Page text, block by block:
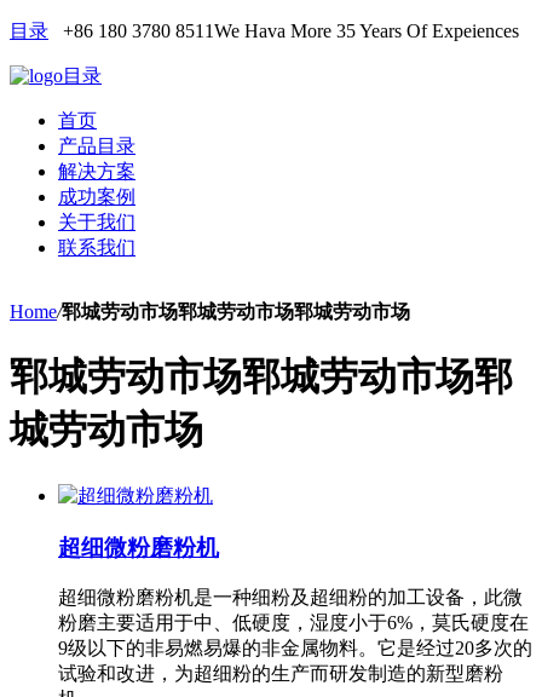
目录 +86 180 3780 8511We Hava More 35 Years Of Expeiences
目录
首页
产品目录
解决方案
成功案例
关于我们
联系我们
Home/郓城劳动市场郓城劳动市场郓城劳动市场
郓城劳动市场郓城劳动市场郓
城劳动市场
超细微粉磨粉机
超细微粉磨粉机是一种细粉及超细粉的加工设备，此微
粉磨主要适用于中、低硬度，湿度小于6%，莫氏硬度在
9级以下的非易燃易爆的非金属物料。它是经过20多次的
试验和改进，为超细粉的生产而研发制造的新型磨粉